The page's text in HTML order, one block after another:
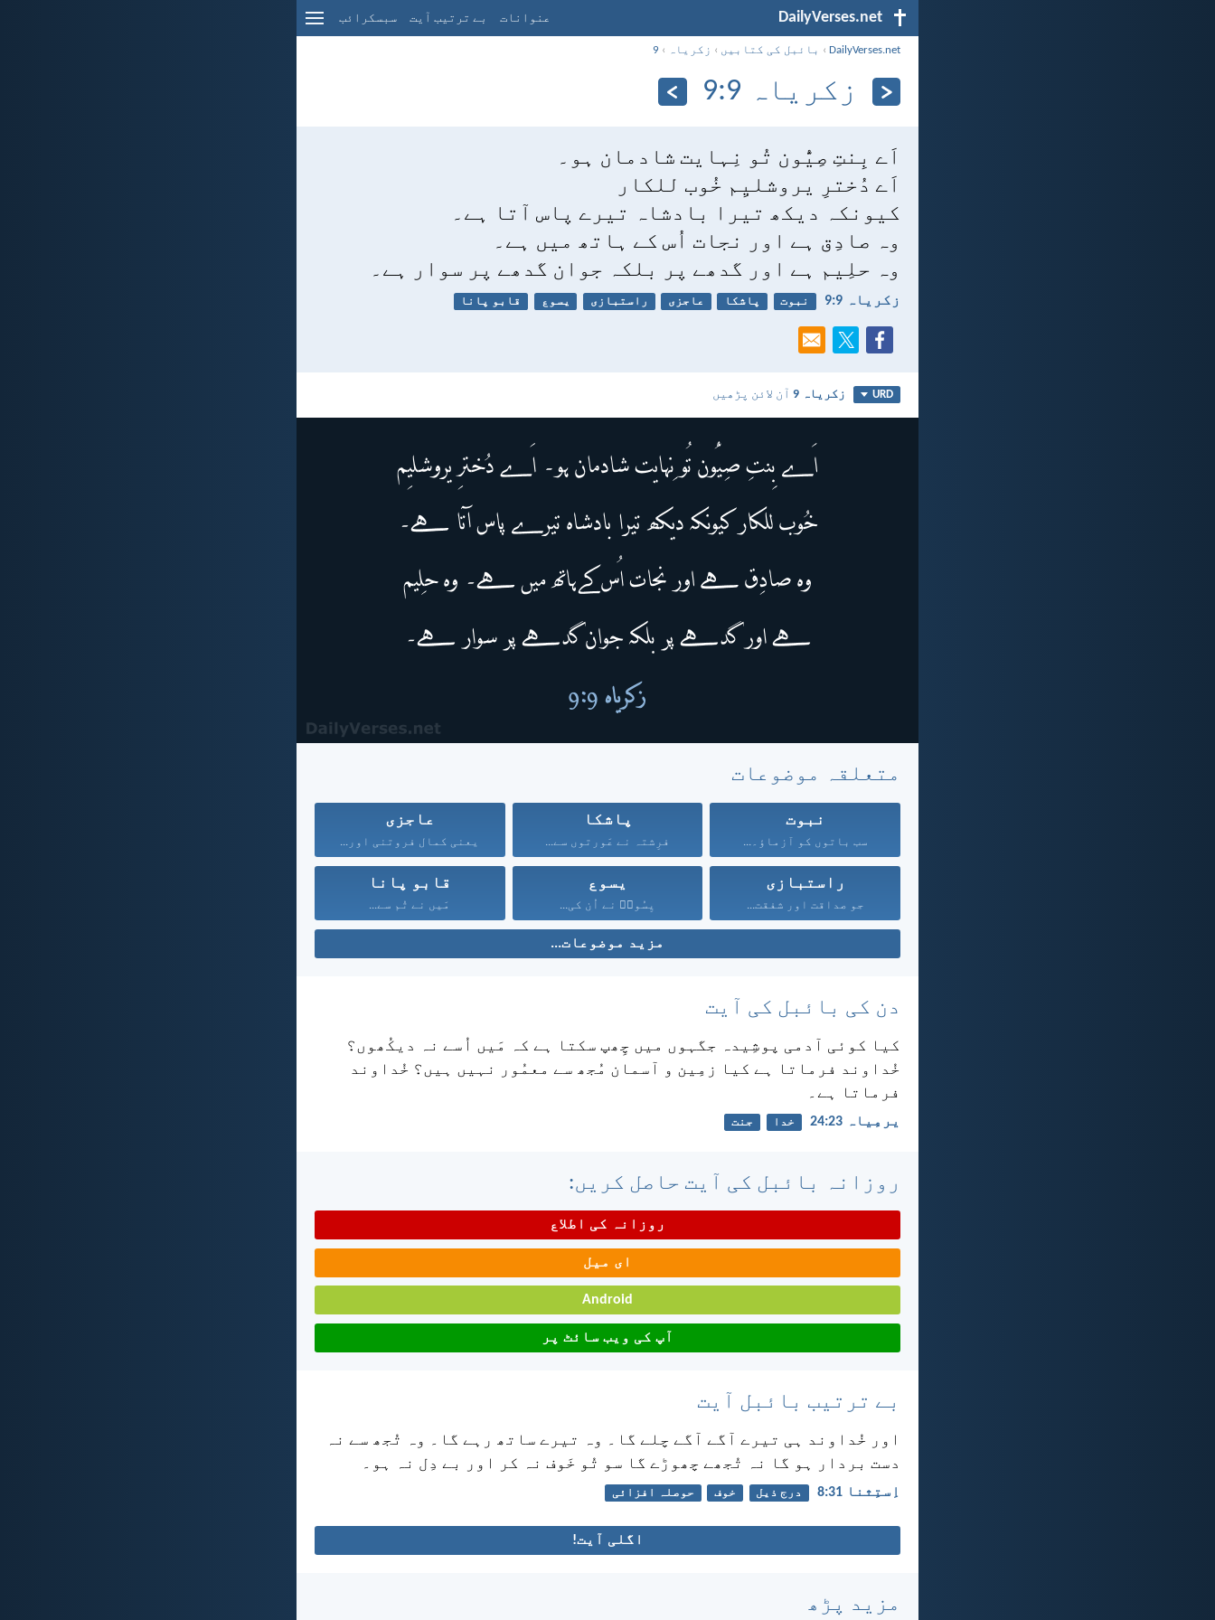
DailyVerses.net عنوانات بے ترتیب آیت سبسکرائب
DailyVerses.net
› بائبل کی کتابیں › زکریاہ ›
9
زکریاہ 9:‏9
اَے بِنتِ صِیُّون تُو نِہایت شادمان ہو۔
اَے دُخترِ یروشلیِم خُوب للکار
کیونکہ دیکھ تیرا بادشاہ تیرے پاس آتا ہے۔
وہ صادِق ہے اور نجات اُس کے ہاتھ میں ہے۔
وہ حلِیم ہے اور گدھے پر بلکہ جوان گدھے پر سوار ہے۔
زکریاہ 9:‏9 نبوت پاشکا عاجزی راستبازی یسوع قابو پانا
URD زکریاہ 9 آن لائن پڑھیں
متعلقہ موضوعات
نبوت
سب باتوں کو آزماؤ۔...
پاشکا
فرِشتہ نے عَورتوں سے...
عاجزی
یعنی کمال فروتنی اور...
راستبازی
جو صداقت اور شفقت...
یسوع
یِسُوعؔ نے اُن کی...
قابو پانا
مَیں نے تُم سے...
مزید موضوعات...
دن کی بائبل کی آیت
کیا کوئی آدمی پوشِیدہ جگہوں میں چِھپ سکتا ہے کہ مَیں اُسے نہ دیکُھوں؟
خُداوند فرماتا ہے کیا زمِین و آسمان مُجھ سے معمُور نہیں ہیں؟ خُداوند
فرماتا ہے۔
یرمِیاہ 23:‏24 خدا جنت
روزانہ بائبل کی آیت حاصل کریں:
روزانہ کی اطلاع
ای میل
Android
آپ کی ویب سائٹ پر
بے ترتیب بائبل آیت
اور خُداوند ہی تیرے آگے آگے چلے گا۔ وہ تیرے ساتھ رہے گا۔ وہ تُجھ سے نہ
دست بردار ہو گا نہ تُجھے چھوڑے گا سو تُو خَوف نہ کر اور بے دِل نہ ہو۔
اِستِثنا 31:‏8 درج ذیل خوف حوصلہ افزائی
اگلی آیت!
مزید پڑھ